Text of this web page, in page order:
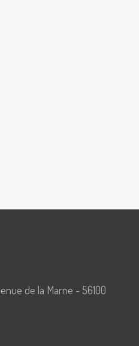
de la Marne - 56100